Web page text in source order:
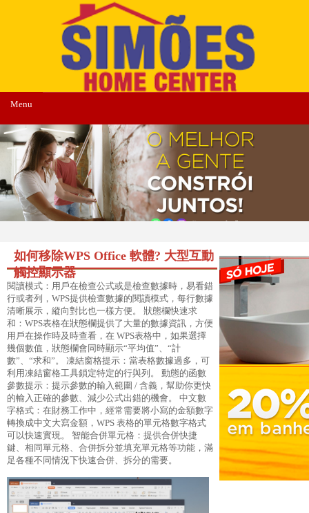
Menu
如何移除WPS Office 軟體? 大型互動
觸控顯示器
閱讀模式：用戶在檢查公式或是檢查數據時，易看錯
行或者列，WPS提供檢查數據的閱讀模式，每行數據
清晰展示，縱向對比也一樣方便。 狀態欄快速求
和：WPS表格在狀態欄提供了大量的數據資訊，方便
用戶在操作時及時查看，在 WPS表格中，如果選擇
幾個數值，狀態欄會同時顯示“平均值”、“計
數”、“求和”。 凍結窗格提示：當表格數據過多，可
利用凍結窗格工具鎖定特定的行與列。 動態的函數
參數提示：提示參數的輸入範圍 / 含義，幫助你更快
的輸入正確的參數、減少公式出錯的機會。 中文數
字格式：在財務工作中，經常需要將小寫的金額數字
轉換成中文大寫金額，WPS 表格的單元格數字格式
可以快速實現。 智能合併單元格：提供合併快捷
鍵、相同單元格、合併拆分並填充單元格等功能，滿
足各種不同情況下快速合併、拆分的需要。